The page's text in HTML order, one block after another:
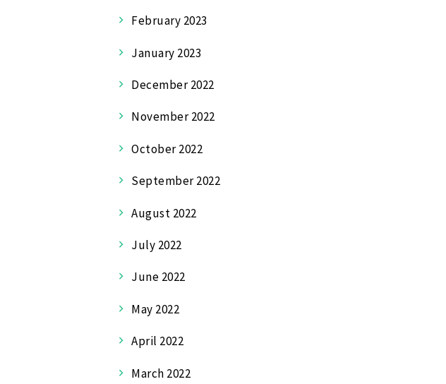
February 2023
January 2023
December 2022
November 2022
October 2022
September 2022
August 2022
July 2022
June 2022
May 2022
April 2022
March 2022